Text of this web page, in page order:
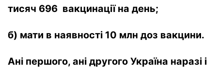
тисяч 696 вакцинації на день;
б) мати в наявності 10 млн доз вакцини.
Ані першого, ані другого Україна наразі і